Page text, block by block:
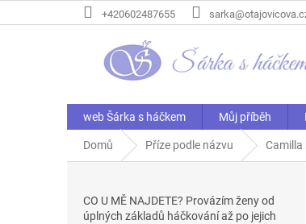
na
+420602487655
web Šárka s háčkem Můj příběh
Domů Příze podle názvu
CO U MĚ NAJDETE? Provázím ženy od
úplných základů háčkování až po jejich